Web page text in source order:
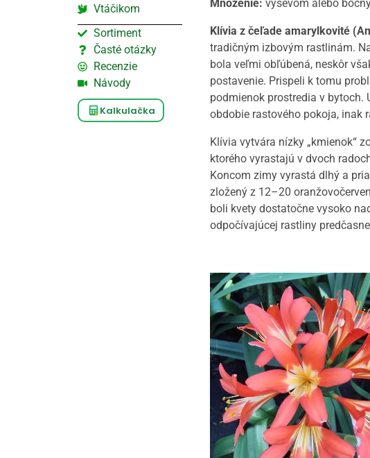
Vtáčikom
Sortiment
Časté otázky
Recenzie
Návody
Kalkulačka
Množenie: výsevom alebo
Klívia z čeľade amarylkovité
tradičným izbovým rastlinám.
bola veľmi obľúbená, neskôr
postavenie. Prispeli k tomu
podmienok prostredia v bytoch.
obdobie rastového pokoja, inak
Klívia vytvára nízky „kmienok“
ktorého vyrastajú v dvoch
Koncom zimy vyrastá dlhý a
zložený z 12–20
boli kvety dostatočne vysoko
odpočívajúcej rastliny